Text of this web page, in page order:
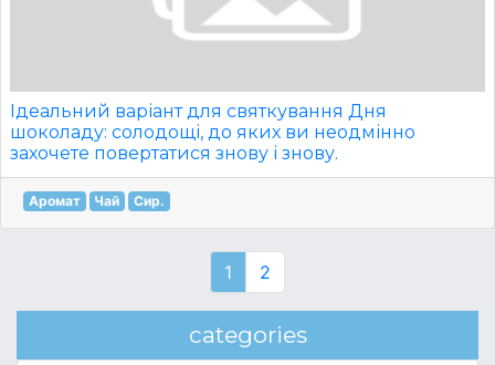
Ідеальний варіант для святкування Дня
шоколаду: солодощі, до яких ви неодмінно
захочете повертатися знову і знову.
Аромат Чай Сир.
1 2
categories